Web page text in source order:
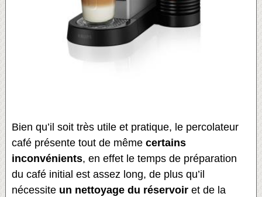
Bien qu’il soit très utile et pratique, le percolateur
café présente tout de mêmecertains
inconvénients, en effet le temps de préparation
du café initial est assez long, de plus qu’il
nécessite un nettoyage du réservoiret de la